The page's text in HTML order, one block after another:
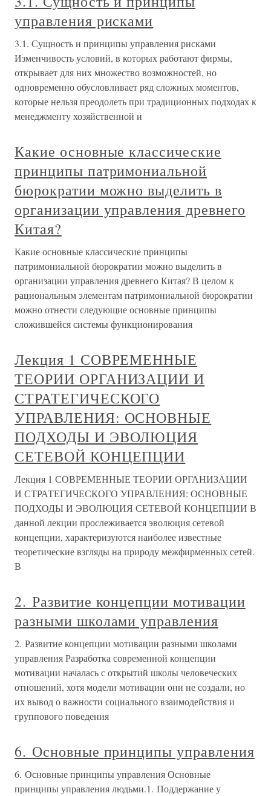
управления рисками
3.1. Сущность и принципы управления рисками
Изменчивость условий, в которых работают фирмы,
открывает для них множество возможностей, но
одновременно обусловливает ряд сложных моментов,
которые нельзя преодолеть при традиционных подходах к
менеджменту хозяйственной и
Какие основные классические
принципы патримониальной
бюрократии можно выделить в
организации управления древнего
Китая?
Какие основные классические принципы
патримониальной бюрократии можно выделить в
организации управления древнего Китая? В целом к
рациональным элементам патримониальной бюрократии
можно отнести следующие основные принципы
сложившейся системы функционирования
Лекция 1 СОВРЕМЕННЫЕ
ТЕОРИИ ОРГАНИЗАЦИИ И
СТРАТЕГИЧЕСКОГО
УПРАВЛЕНИЯ: ОСНОВНЫЕ
ПОДХОДЫ И ЭВОЛЮЦИЯ
СЕТЕВОЙ КОНЦЕПЦИИ
Лекция 1 СОВРЕМЕННЫЕ ТЕОРИИ ОРГАНИЗАЦИИ
И СТРАТЕГИЧЕСКОГО УПРАВЛЕНИЯ: ОСНОВНЫЕ
ПОДХОДЫ И ЭВОЛЮЦИЯ СЕТЕВОЙ КОНЦЕПЦИИ В
данной лекции прослеживается эволюция сетевой
концепции, характеризуются наиболее известные
теоретические взгляды на природу межфирменных сетей.
В
2. Развитие концепции мотивации
разными школами управления
2. Развитие концепции мотивации разными школами
управления Разработка современной концепции
мотивации началась с открытий школы человеческих
отношений, хотя модели мотивации они не создали, но
их вывод о важности социального взаимодействия и
группового поведения
6. Основные принципы управления
6. Основные принципы управления Основные
принципы управления людьми.1. Поддержание у